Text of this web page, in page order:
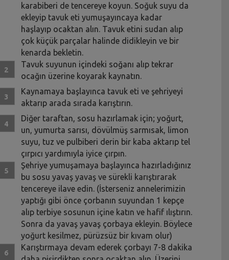
karabiberi de tencereye koyun. Soğuk suyu da
ekleyip tavuk eti yumuşayıncaya kadar
haşlayıp ocaktan alın. Tavuk etini sudan alıp
çok küçük parçalar halinde didikleyin ve bir
kenarda bekletin.
Tavuk suyunun içindeki soğanı alıp tekrar
ocağın üzerine koyarak kaynatın.
Kaynamaya başlayınca tavuk eti ve şehriyeyi
aktarıp arada sırada karıştırın.
Diğer taraftan, sosu hazırlamak için; yoğurt,
un, yumurta sarısı, dövülmüş sarmısak, limon
suyu, tuz ve pulbiberi derin bir kaba aktarıp tel
çırpıcı yardımıyla iyice çırpın.
Şehriye yumuşamaya başlayınca hazırladığınız
bu sosu yavaş yavaş ve sürekli karıştırarak
tencereye ilave edin. (İsterseniz annelerimizin
yaptığı gibi önce çorbanın suyundan 1 kepçe
alıp terbiye sosunun içine katın ve hafif ılıştırın.
Sonra da yavaş yavaş çorbaya ekleyin. Böylece
yoğurt kesilmez, pürüzsüz bir kıvam olur)
Karıştırmaya devam ederek çorbayı 7-8 dakika